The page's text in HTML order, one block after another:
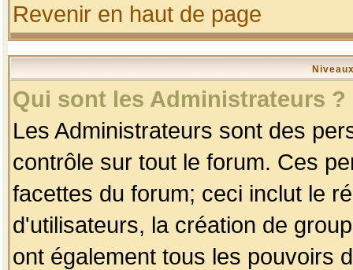
Revenir en haut de page
Qui sont les Administrateurs ?
Les Administrateurs sont des
contrôle sur tout le forum. Ces
facettes du forum; ceci inclut le
d'utilisateurs, la création de
ont également tous les pouvoirs